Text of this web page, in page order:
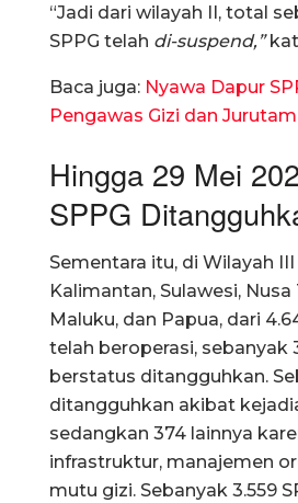
“Jadi dari wilayah II, total
SPPG telah di-suspend,”
Baca juga: Nyawa Dapur
Pengawas Gizi dan
Hingga 29 Mei
SPPG
Sementara itu, di Wilayah
Kalimantan, Sulawesi, Nusa
Maluku, dan Papua, dari
telah beroperasi, sebanyak
berstatus ditangguhkan.
ditangguhkan akibat
sedangkan 374 lainnya
infrastruktur, manajemen
mutu gizi. Sebanyak 3.559